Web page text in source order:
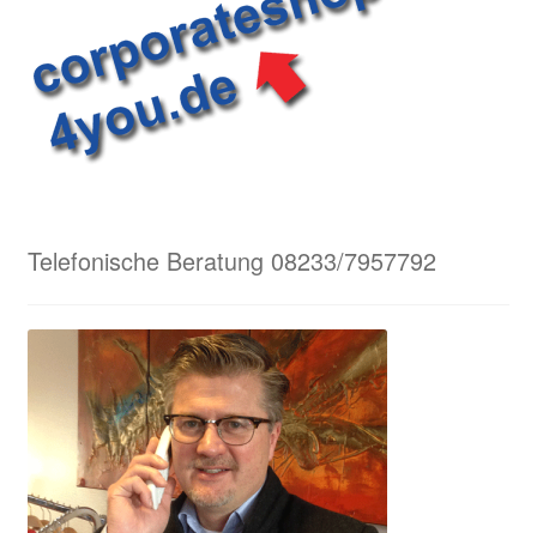
Telefonische Beratung 08233/7957792